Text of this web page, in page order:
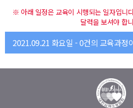
※ 아래 일정은 교육이 시행되는 일자입니
달력을 보셔야 합
2021.09.21 화요일 - 0건의 교육과정